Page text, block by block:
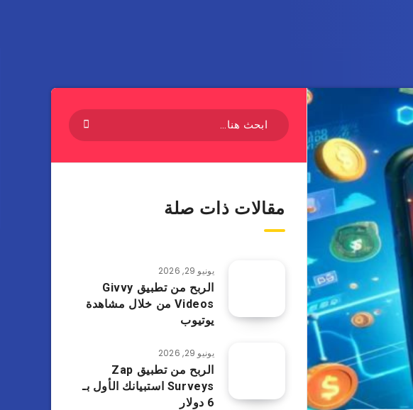
مقالات ذات صلة
يونيو 29, 2026
الربح من تطبيق Givvy
Videos من خلال مشاهدة
يوتيوب
يونيو 29, 2026
الربح من تطبيق Zap
Surveys استبيانك الأول بـ
6 دولار